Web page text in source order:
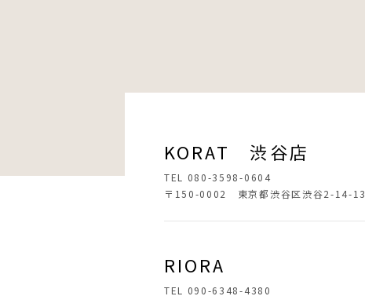
KORAT 渋谷店
TEL 080-3598-0604
〒150-0002 東京都渋谷区渋谷2-14-13
RIORA
TEL 090-6348-4380